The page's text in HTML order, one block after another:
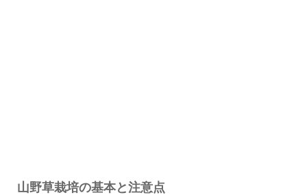
山野草栽培の基本と注意点